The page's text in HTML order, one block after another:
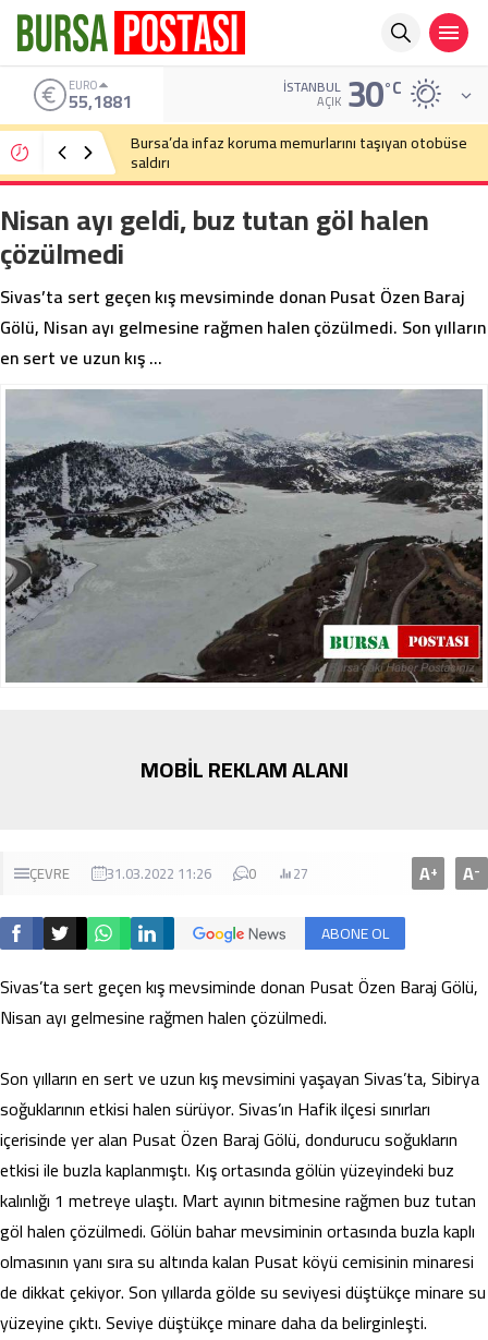
ALTIN
6.660,55 İSTANBUL
AÇIK 30°C
Bursa’da cadde ortasında bıçaklı kavga
Nisan ayı geldi, buz tutan göl halen
çözülmedi
Sivas’ta sert geçen kış mevsiminde donan Pusat Özen Baraj
Gölü, Nisan ayı gelmesine rağmen halen çözülmedi. Son yılların
en sert ve uzun kış …
MOBİL REKLAM ALANI
ÇEVRE 31.03.2022 11:26 0 27 A+ A-
ABONE OL
Sivas’ta sert geçen kış mevsiminde donan Pusat Özen Baraj Gölü,
Nisan ayı gelmesine rağmen halen çözülmedi.
Son yılların en sert ve uzun kış mevsimini yaşayan Sivas’ta, Sibirya
soğuklarının etkisi halen sürüyor. Sivas’ın Hafik ilçesi sınırları
içerisinde yer alan Pusat Özen Baraj Gölü, dondurucu soğukların
etkisi ile buzla kaplanmıştı. Kış ortasında gölün yüzeyindeki buz
kalınlığı 1 metreye ulaştı. Mart ayının bitmesine rağmen buz tutan
göl halen çözülmedi. Gölün bahar mevsiminin ortasında buzla kaplı
olmasının yanı sıra su altında kalan Pusat köyü cemisinin minaresi
de dikkat çekiyor. Son yıllarda gölde su seviyesi düştükçe minare su
yüzeyine çıktı. Seviye düştükçe minare daha da belirginleşti.